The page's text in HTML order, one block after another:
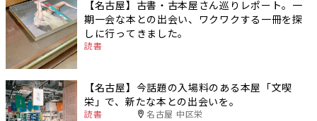
【名古屋】古書・古本屋さん巡りレポート。一
期一会な本との出会い、ワクワクする一冊を探
しに行ってきました。
読書
【名古屋】今話題の入場料のある本屋「文喫
栄」で、新たな本との出会いを。
読書 名古屋 中区栄